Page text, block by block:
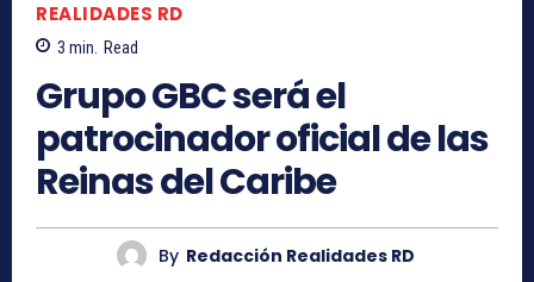
REALIDADES RD
3 min. Read
Grupo GBC será el
patrocinador oficial de las
Reinas del Caribe
By Redacción Realidades RD